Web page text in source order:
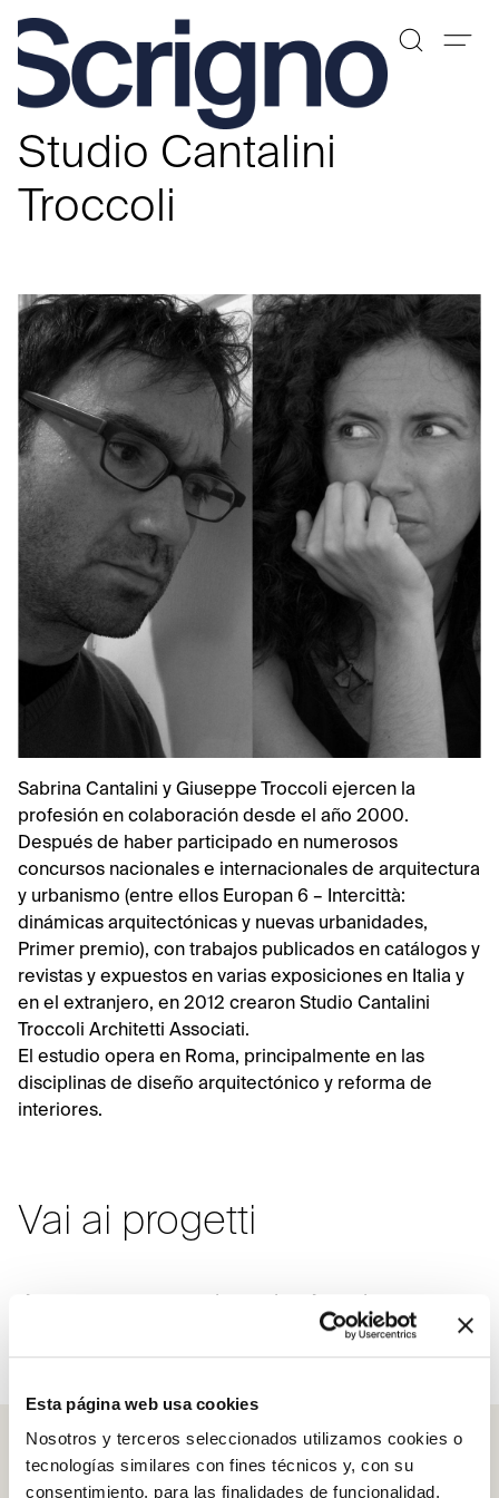
Esta página web usa cookies
Nosotros y terceros seleccionados utilizamos cookies o
tecnologías similares con fines técnicos y, con su
consentimiento, para las finalidades de funcionalidad,
Saltar
contenido
Studio Cantalini
Troccoli
Sabrina Cantalini y Giuseppe Troccoli ejercen la
profesión en colaboración desde el año 2000.
Después de haber participado en numerosos
concursos nacionales e internacionales de arquitectura
y urbanismo (entre ellos Europan 6 – Intercittà:
dinámicas arquitectónicas y nuevas urbanidades,
Primer premio), con trabajos publicados en catálogos y
revistas y expuestos en varias exposiciones en Italia y
en el extranjero, en 2012 crearon Studio Cantalini
Troccoli Architetti Associati.
El estudio opera en Roma, principalmente en las
disciplinas de diseño arquitectónico y reforma de
interiores.
Vai ai progetti
Apartamento barrio Appio